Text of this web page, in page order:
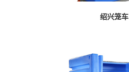
绍兴笼车